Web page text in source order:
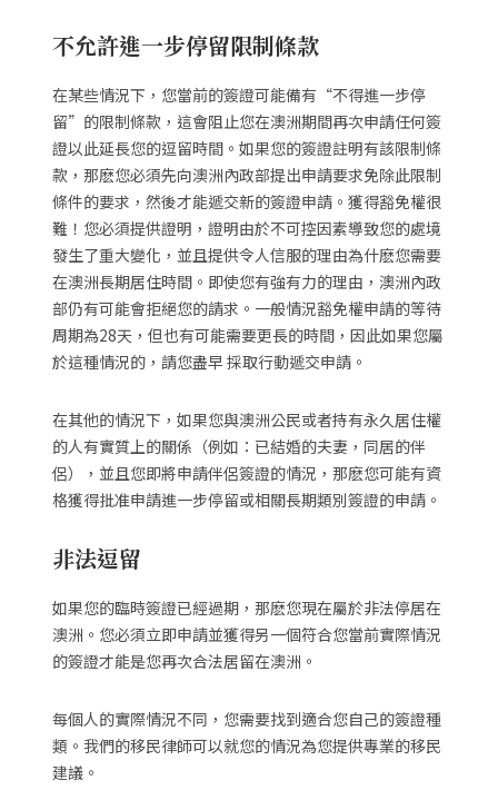
不允許進一步停留限制條款
在某些情況下，您當前的簽證可能備有“不得進一步停
留”的限制條款，這會阻止您在澳洲期間再次申請任何簽
證以此延長您的逗留時間。如果您的簽證註明有該限制條
款，那麽您必須先向澳洲內政部提出申請要求免除此限制
條件的要求，然後才能遞交新的簽證申請。獲得豁免權很
難！您必須提供證明，證明由於不可控因素導致您的處境
發生了重大變化，並且提供令人信服的理由為什麽您需要
在澳洲長期居住時間。即使您有強有力的理由，澳洲內政
部仍有可能會拒絕您的請求。一般情況豁免權申請的等待
周期為28天，但也有可能需要更長的時間，因此如果您屬
於這種情況的，請您盡早 採取行動遞交申請。
在其他的情況下，如果您與澳洲公民或者持有永久居住權
的人有實質上的關係（例如：已結婚的夫妻，同居的伴
侶），並且您即將申請伴侶簽證的情況，那麽您可能有資
格獲得批准申請進一步停留或相關長期類別簽證的申請。
非法逗留
如果您的臨時簽證已經過期，那麽您現在屬於非法停居在
澳洲。您必須立即申請並獲得另一個符合您當前實際情況
的簽證才能是您再次合法居留在澳洲。
每個人的實際情況不同，您需要找到適合您自己的簽證種
類。我們的移民律師可以就您的情況為您提供專業的移民
建議。